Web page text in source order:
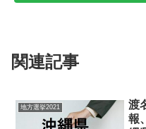
関連記事
地方選挙2021
渡
報